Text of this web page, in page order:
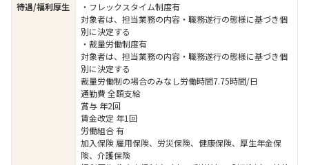
待遇/福利厚生
・フレックスタイム制度有
対象者は、担当業務の内容・職務遂行の態様に基づき個
別に決定する
・裁量労働制度有
対象者は、担当業務の内容・職務遂行の態様に基づき個
別に決定する
裁量労働制の場合のみなし労働時間7.75時間/日
通勤費 全額支給
賞与 年2回
賃金改定 年1回
労働組合 有
加入保険 雇用保険、労災保険、健康保険、厚生年金保
険、介護保険